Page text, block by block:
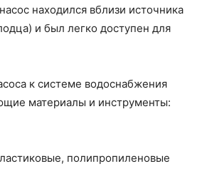
находился вблизи источника
и был легко доступен для
к системе водоснабжения
материалы и инструменты:
полипропиленовые